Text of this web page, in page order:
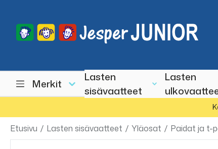
Merkit
Lasten
sisävaatteet
Lasten
Etusivu / Lasten sisävaatteet / Yläosat / Paidat ja t-